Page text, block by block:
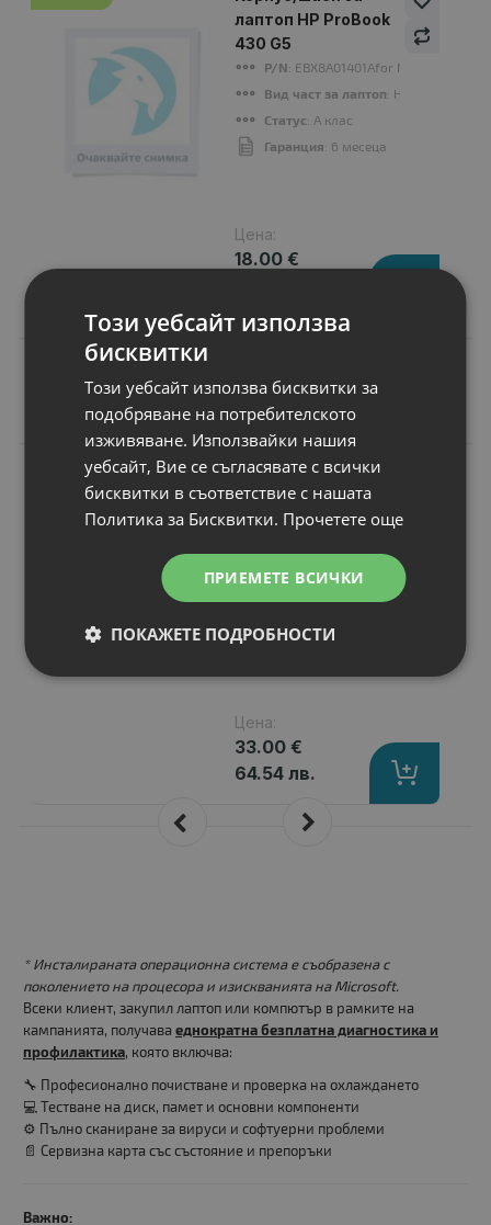
лаптоп HP ProBook
430 G5
P/N: EBX8A01401Afor Notebook
Вид част за лаптоп: HDD cover
Статус: A клас
Гаранция: 6 месеца
Цена:
18.00 €
Подобни продукти
N
Pro5ij
Капацитет: 4400 mAh
Клетки: 6
Волтаж: 11.10 V
Тип на батерията
Цена:
33.00 €
64.54 лв.
* Инсталираната операционна система е съобразена с
поколението на процесора и изискванията на Microsoft.
Всеки клиент, закупил лаптоп или компютър в рамките на
кампанията, получава еднократна безплатна диагностика и
профилактика, която включва:
🔧 Професионално почистване и проверка на охлаждането
💻 Тестване на диск, памет и основни компоненти
⚙️ Пълно сканиране за вируси и софтуерни проблеми
📄 Сервизна карта със състояние и препоръки
Важно:
Този уебсайт използва
бисквитки
Този уебсайт използва бисквитки за
подобряване на потребителското
изживяване. Използвайки нашия
уебсайт, Вие се съгласявате с всички
бисквитки в съответствие с нашата
Политика за Бисквитки. Прочетете още
ПРИЕМЕТЕ ВСИЧКИ
ПОКАЖЕТЕ ПОДРОБНОСТИ